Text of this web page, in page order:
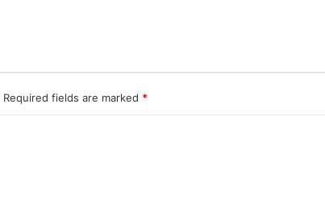
Required fields are marked *